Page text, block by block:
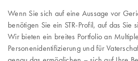
Wenn Sie sich auf eine Aussage vor
benötigen Sie ein STR-Profil, auf das Sie
Wir bieten ein breites Portfolio an
Personenidentifizierung und für